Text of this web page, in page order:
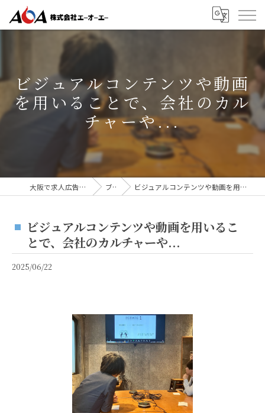
ビジュアルコンテンツや動画
を用いることで、会社のカル
チャーや...
大阪で求人広告なら株式会社AOA ブログ ビジュアルコンテンツや動画を用いることで、会社のカルチャーや...
ビジュアルコンテンツや動画を用いるこ
とで、会社のカルチャーや...
2025/06/22